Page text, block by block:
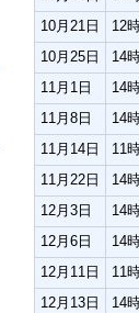
10月21日
12
10月25日
14
11月1日
14
11月8日
14
11月14日
11
11月22日
14
12月3日
14
12月6日
14
12月11日
11
12月13日
14